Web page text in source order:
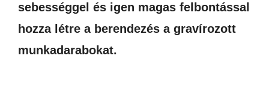
sebességgel és igen magas felbontással
hozza létre a berendezés a gravírozott
munkadarabokat.